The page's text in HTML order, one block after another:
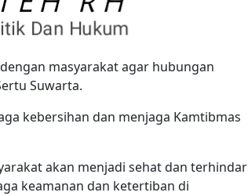
masyarakat agar hubungan
Suwarta.
kebersihan dan menjaga Kamtibmas
akan menjadi sehat dan terhindar
keamanan dan ketertiban di